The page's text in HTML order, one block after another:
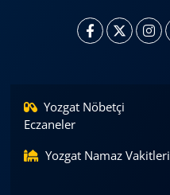
Yozgat Nöbetçi
Eczaneler
Yozgat Namaz Vakitleri